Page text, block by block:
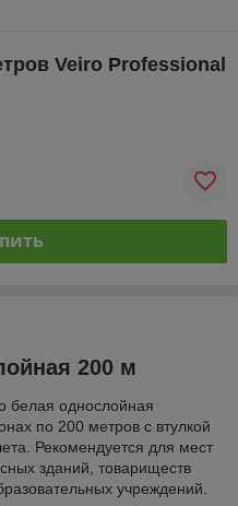
Veiro Professional
200 м
белая однослойная
по 200 метров с втулкой
Рекомендуется для мест
зданий, товариществ
учреждений.